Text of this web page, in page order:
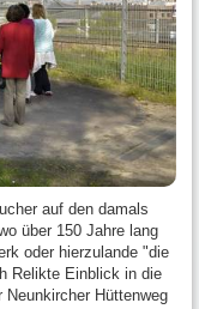
auf den damals
über 150 Jahre lang
oder hierzulande "die
Relikte Einblick in die
Neunkircher Hüttenweg